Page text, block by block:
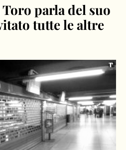
parla del suo
tutte le altre